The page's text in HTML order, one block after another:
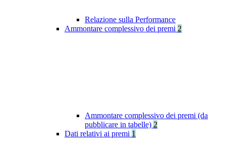
Relazione sulla Performance
Ammontare complessivo dei premi 2
Ammontare complessivo dei premi (da
pubblicare in tabelle) 2
Dati relativi ai premi 1